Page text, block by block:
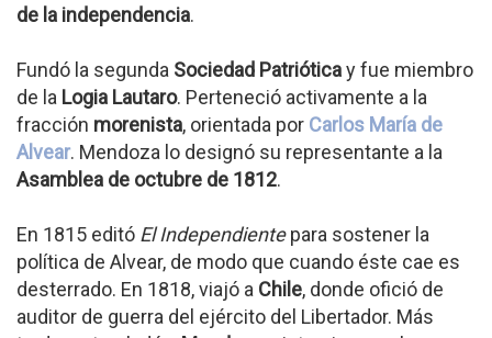
de la independencia.
Fundó la segunda Sociedad Patrióticay fue miembro
de la Logia Lautaro. Perteneció activamente a la
fracción morenista, orientada por Carlos María de
Alvear. Mendoza lo designó su representante a la
Asamblea de octubre de 1812.
En 1815 editó El Independientepara sostener la
política de Alvear, de modo que cuando éste cae es
desterrado. En 1818, viajó a Chile, donde ofició de
auditor de guerra del ejército del Libertador. Más